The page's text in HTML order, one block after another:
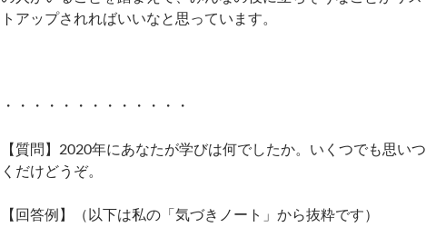
トアップされればいいなと思っています。
・・・・・・・・・・・・・
【質問】2020年にあなたが学びは何でしたか。いくつでも思いつ
くだけどうぞ。
【回答例】（以下は私の「気づきノート」から抜粋です）